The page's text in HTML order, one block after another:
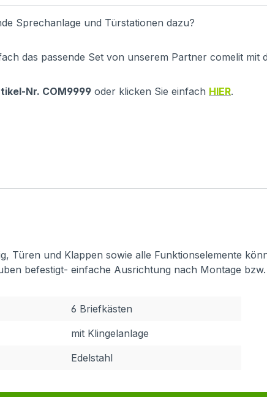
Sprechanlage und Türstationen dazu?
das passende Set von unserem Partner comelit mit
Nr. COM9999 oder klicken Sie einfach HIER.
Türen und Klappen sowie alle Funktionselemente
befestigt- einfache Ausrichtung nach Montage
6 Briefkästen
mit Klingelanlage
Edelstahl